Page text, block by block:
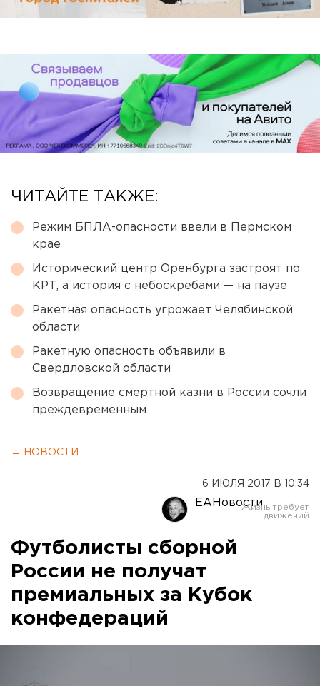
ЧИТАЙТЕ ТАКЖЕ:
Режим БПЛА-опасности ввели в Пермском
крае
Исторический центр Оренбурга застроят по
КРТ, а история с небоскребами — на паузе
Ракетная опасность угрожает Челябинской
области
Ракетную опасность объявили в
Свердловской области
Возвращение смертной казни в России сочли
преждевременным
← НОВОСТИ
6 ИЮЛЯ 2017 В 10:34
ЕАНовости
Футболисты сборной
России не получат
премиальных за Кубок
конфедераций